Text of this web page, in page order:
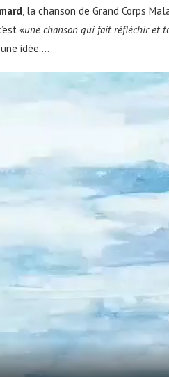
, la chanson de Grand Corps
«une chanson qui fait réfléchir et
idée….